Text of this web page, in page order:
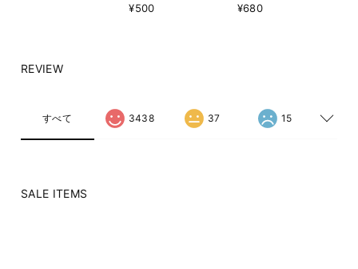
¥500
¥680
REVIEW
すべて 3438 37 15
SALE ITEMS